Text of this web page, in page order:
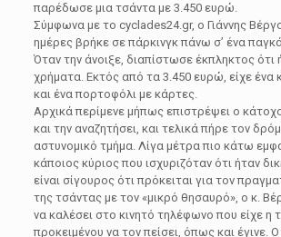
παρέδωσε μια τσάντα με 3.450 ευρώ.
Σύμφωνα με το cyclades24.gr, ο Γιάννης
ημέρες βρήκε σε πάρκινγκ πάνω σ’ ένα
Όταν την άνοιξε, διαπίστωσε έκπληκτος ότι
χρήματα. Εκτός από τα 3.450 ευρώ, είχε ένα
και ένα πορτοφόλι με κάρτες.
Αρχικά περίμενε μήπως επιστρέψει ο
και την αναζητήσει, και τελικά πήρε τον
αστυνομικό τμήμα. Λίγα μέτρα πιο κάτω
κάποιος κύριος που ισχυριζόταν ότι ήταν
είναι σίγουρος ότι πρόκειται για τον
της τσάντας με τον «μικρό θησαυρό», ο κ.
να καλέσει στο κινητό τηλέφωνο που είχε η
προκειμένου να τον πείσει, όπως και έγινε.